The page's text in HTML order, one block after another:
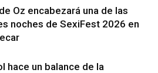
Oz encabezará una de las
noches de SexiFest 2026 en
hace un balance de la